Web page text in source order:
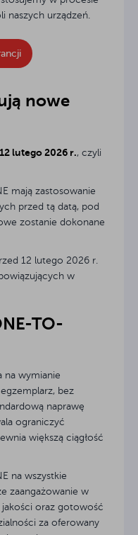
naszych urządzeń.
nowe
12 lutego 2026 r., czyli
mają zastosowanie
przed tą datą, pod
zostanie dokonane
12 lutego 2026 r.
w
TO-
na wymianie
bez
naprawę
ograniczyć
większą ciągłość
na wszystkie
zaangażowanie w
oraz gotowość
za oferowany